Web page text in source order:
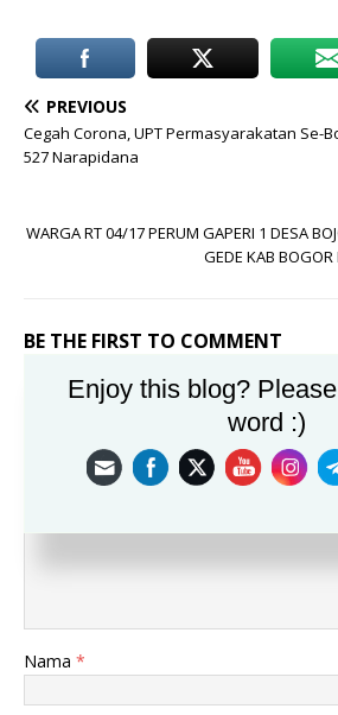
PREVIOUS
Cegah Corona, UPT Permasyarakatan Se-
527 Narapidana
WARGA RT 04/17 PERUM GAPERI 1 DESA
GEDE KAB
BE THE FIRST TO COMMENT
Leave a Reply
Alamat email Anda tidak akan
Komentar
Nama *
Enjoy this blog?
word :)